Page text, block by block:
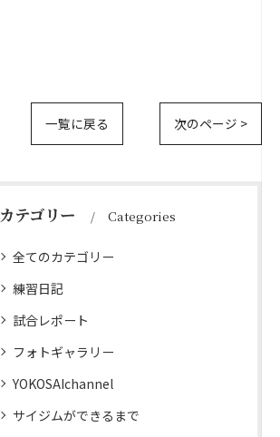
一覧に戻る 次のページ >
カテゴリー Categories
全てのカテゴリー
練習日記
試合レポート
フォトギャラリー
YOKOSAIchannel
サイジムができるまで